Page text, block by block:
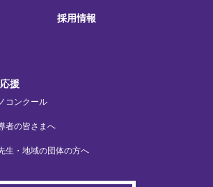
採用情報
援
コンクール
者の皆さまへ
生・地域の団体の方へ